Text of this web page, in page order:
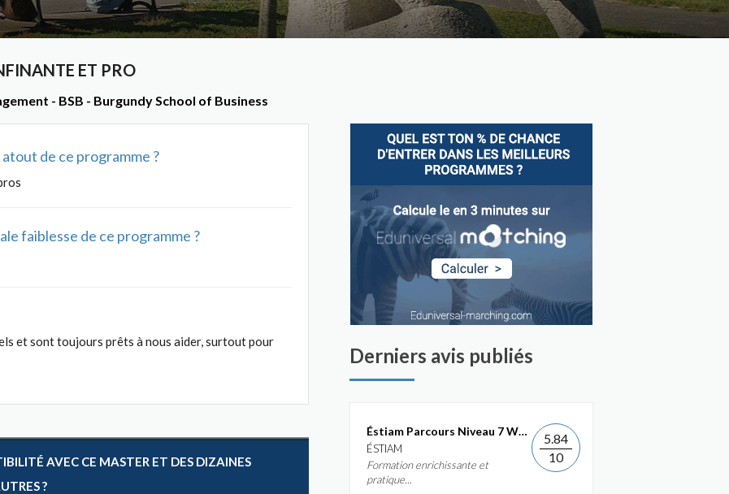
ET PRO
- BSB - Burgundy School of Business
de ce programme ?
faiblesse de ce programme ?
et sont toujours prêts à nous aider, surtout pour
AVEC CE MASTER ET DES DIZAINES
?
Derniers avis publiés
Éstiam Parcours Niveau 7 Web &...
ÉSTIAM
Formation enrichissante et
pratique...
5.84
10